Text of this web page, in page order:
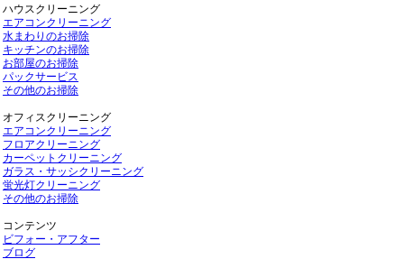
ハウスクリーニング
エアコンクリーニング
水まわりのお掃除
キッチンのお掃除
お部屋のお掃除
パックサービス
その他のお掃除
オフィスクリーニング
エアコンクリーニング
フロアクリーニング
カーペットクリーニング
ガラス・サッシクリーニング
蛍光灯クリーニング
その他のお掃除
コンテンツ
ビフォー・アフター
ブログ